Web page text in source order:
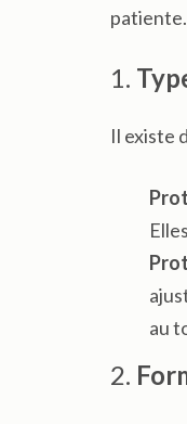
1.
Il existe
au
2.